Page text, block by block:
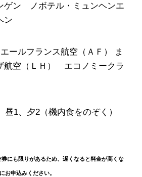
ゲン ノボテル・ミュンヘンエ
ン
エールフランス航空（ＡＦ） ま
航空（ＬＨ） エコノミークラ
昼1、夕2（機内食をのぞく）
にも限りがあるため、遅くなると料金が高くな
お申込みください。